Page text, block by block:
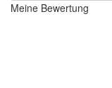
Meine Bewertung